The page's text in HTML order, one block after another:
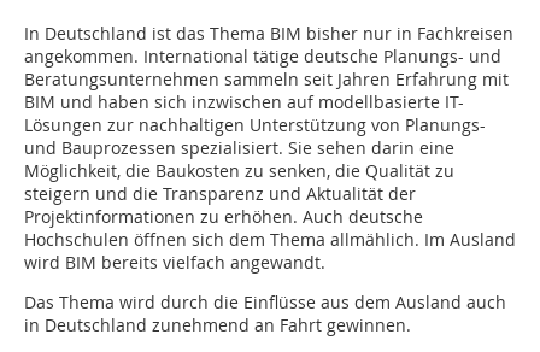
In Deutschland ist das Thema BIM bisher nur in Fachkreisen
angekommen. International tätige deutsche Planungs- und
Beratungsunternehmen sammeln seit Jahren Erfahrung mit
BIM und haben sich inzwischen auf modellbasierte IT-
Lösungen zur nachhaltigen Unterstützung von Planungs-
und Bauprozessen spezialisiert. Sie sehen darin eine
Möglichkeit, die Baukosten zu senken, die Qualität zu
steigern und die Transparenz und Aktualität der
Projektinformationen zu erhöhen. Auch deutsche
Hochschulen öffnen sich dem Thema allmählich. Im Ausland
wird BIM bereits vielfach angewandt.
Das Thema wird durch die Einflüsse aus dem Ausland auch
in Deutschland zunehmend an Fahrt gewinnen.